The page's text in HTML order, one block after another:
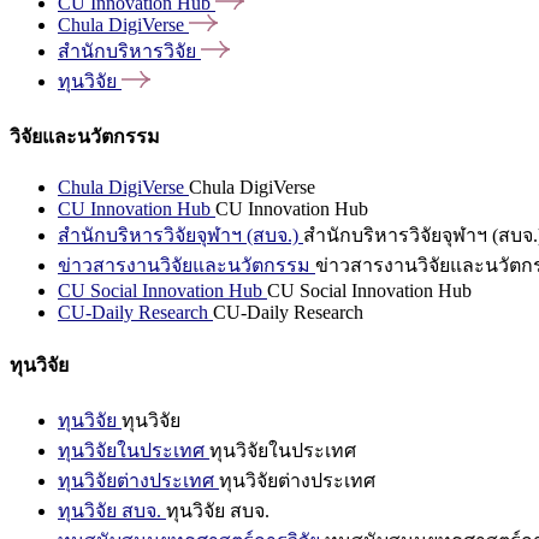
Chula DigiVerse
สำนักบริหารวิจัย
ทุนวิจัย
วิจัยและนวัตกรรม
Chula DigiVerse Chula DigiVerse
CU Innovation Hub CU Innovation Hub
สำนักบริหารวิจัยจุฬาฯ (สบจ.) สำนักบริหารวิจัยจุฬาฯ (สบจ
ข่าวสารงานวิจัยและนวัตกรรม ข่าวสารงานวิจัยและนวัตก
CU Social Innovation Hub CU Social Innovation Hub
CU-Daily Research CU-Daily Research
ทุนวิจัย
ทุนวิจัย ทุนวิจัย
ทุนวิจัยในประเทศ ทุนวิจัยในประเทศ
ทุนวิจัยต่างประเทศ ทุนวิจัยต่างประเทศ
ทุนวิจัย สบจ. ทุนวิจัย สบจ.